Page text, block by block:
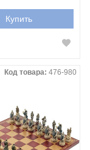
Купить
Код товара: 476-980